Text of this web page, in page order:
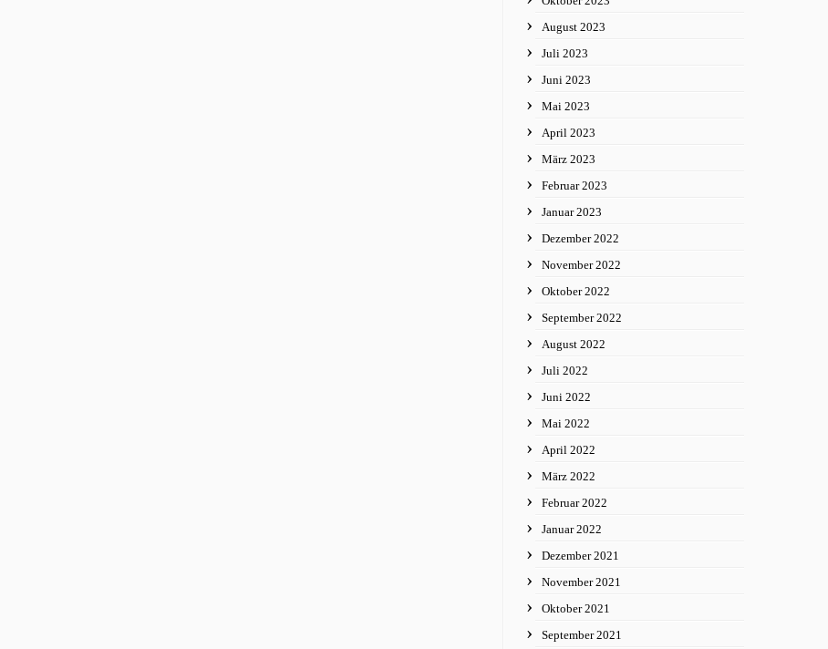
August 2023
Juli 2023
Juni 2023
Mai 2023
April 2023
März 2023
Februar 2023
Januar 2023
Dezember 2022
November 2022
Oktober 2022
September 2022
August 2022
Juli 2022
Juni 2022
Mai 2022
April 2022
März 2022
Februar 2022
Januar 2022
Dezember 2021
November 2021
Oktober 2021
September 2021